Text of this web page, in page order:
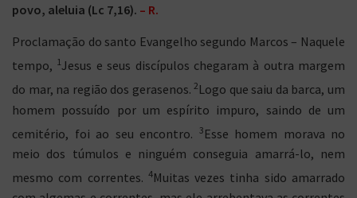
povo, aleluia (Lc 7,16). – R.
Proclamação do santo Evangelho segundo Marcos – Naquele
tempo, 1Jesus e seus discípulos chegaram à outra margem
do mar, na região dos gerasenos.2 Logo que saiu da barca, um
homem possuído por um espírito impuro, saindo de um
cemitério, foi ao seu encontro. 3 Esse homem morava no
meio dos túmulos e ninguém conseguia amarrá-lo, nem
mesmo com correntes. 4Muitas vezes tinha sido amarrado